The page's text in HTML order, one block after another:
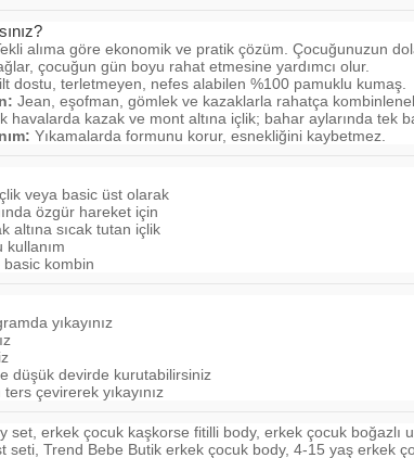
alıma göre ekonomik ve pratik çözüm. Çocuğunuzun
çocuğun gün boyu rahat etmesine yardımcı olur.
dostu, terletmeyen, nefes alabilen %100 pamuklu kumaş.
Jean, eşofman, gömlek ve kazaklarla rahatça
havalarda kazak ve mont altına içlik; bahar aylarında tek
Yıkamalarda formunu korur, esnekliğini kaybetmez.
veya basic üst olarak
özgür hareket için
altına sıcak tutan içlik
kullanım
basic kombin
yıkayınız
düşük devirde kurutabilirsiniz
çevirerek yıkayınız
set, erkek çocuk kaşkorse fitilli body, erkek çocuk boğazlı
seti, Trend Bebe Butik erkek çocuk body, 4-15 yaş erkek